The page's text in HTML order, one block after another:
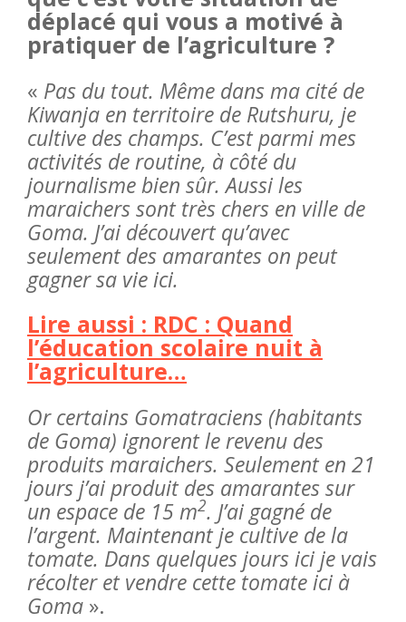
déplacé qui vous a motivé à
pratiquer de l’agriculture ?
« Pas du tout. Même dans ma cité de
Kiwanja en territoire de Rutshuru, je
cultive des champs. C’est parmi mes
activités de routine, à côté du
journalisme bien sûr. Aussi les
maraichers sont très chers en ville de
Goma. J’ai découvert qu’avec
seulement des amarantes on peut
gagner sa vie ici.
Lire aussi : RDC : Quand
l’éducation scolaire nuit à
l’agriculture…
Or certains Gomatraciens (habitants
de Goma) ignorent le revenu des
produits maraichers. Seulement en 21
jours j’ai produit des amarantes sur
un espace de 15 m2. J’ai gagné de
l’argent. Maintenant je cultive de la
tomate. Dans quelques jours ici je vais
récolter et vendre cette tomate ici à
Goma ».